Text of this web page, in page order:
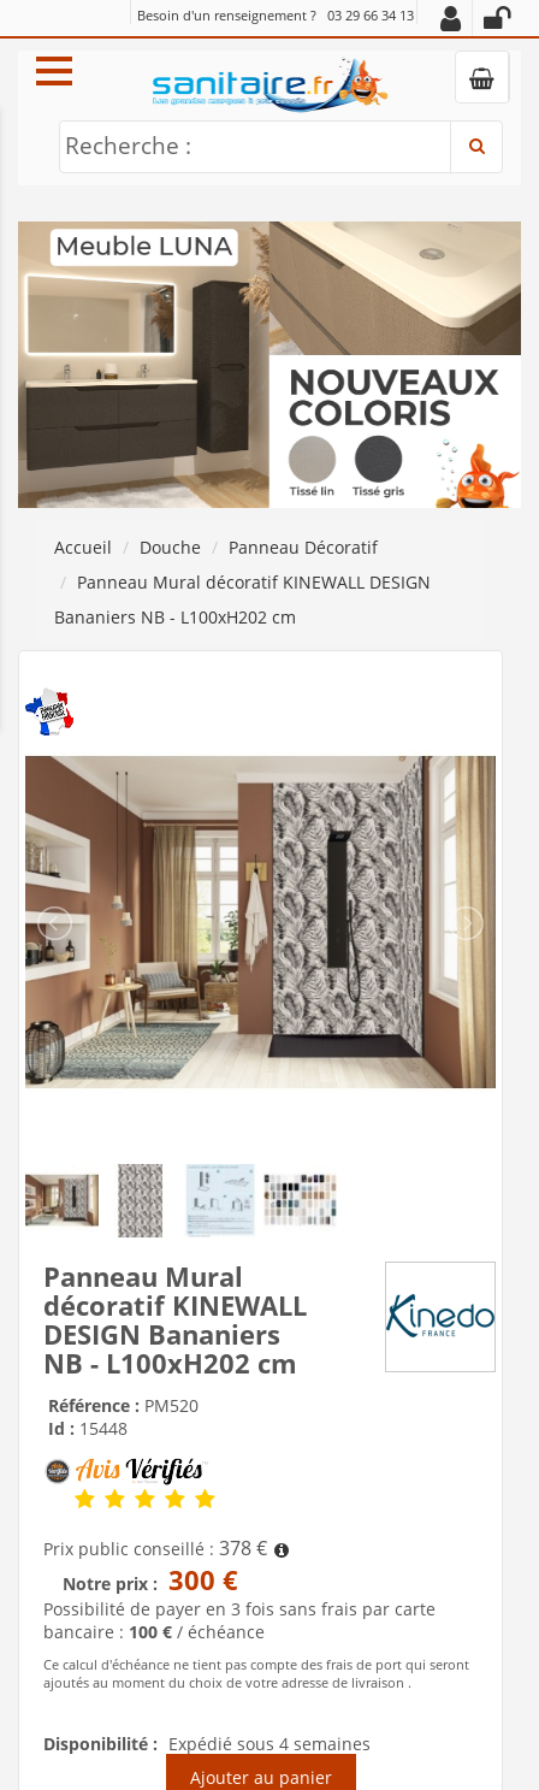
Besoin d'un renseignement ? 03 29 66 34 13
Recherche :
Accueil Douche
Panneau Décoratif
Panneau Mural décoratif KINEWALL DESIGN
Bananiers NB - L100xH202 cm
Panneau Mural
décoratif KINEWALL
DESIGN Bananiers
NB - L100xH202 cm
Référence : PM520
Id : 15448
Prix public conseillé : 378 €
Notre prix : 300 €
Possibilité de payer en 3 fois sans frais par carte
bancaire : 100 € / échéance
Ce calcul d'échéance ne tient pas compte des frais de port qui seront
ajoutés au moment du choix de votre adresse de livraison .
Disponibilité : Expédié sous 4 semaines
Ajouter au panier